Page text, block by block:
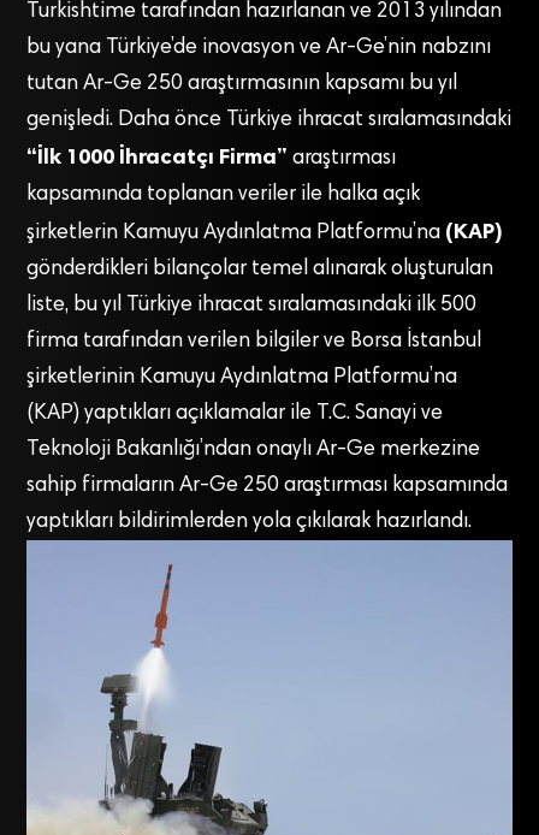
Turkishtime tarafından hazırlanan ve 2013 yılından
bu yana Türkiye’de inovasyon ve Ar-Ge’nin nabzını
tutan Ar-Ge 250 araştırmasının kapsamı bu yıl
genişledi. Daha önce Türkiye ihracat sıralamasındaki
“İlk 1000 İhracatçı Firma” araştırması
kapsamında toplanan veriler ile halka açık
şirketlerin Kamuyu Aydınlatma Platformu’na (KAP)
gönderdikleri bilançolar temel alınarak oluşturulan
liste, bu yıl Türkiye ihracat sıralamasındaki ilk 500
firma tarafından verilen bilgiler ve Borsa İstanbul
şirketlerinin Kamuyu Aydınlatma Platformu’na
(KAP) yaptıkları açıklamalar ile T.C. Sanayi ve
Teknoloji Bakanlığı’ndan onaylı Ar-Ge merkezine
sahip firmaların Ar-Ge 250 araştırması kapsamında
yaptıkları bildirimlerden yola çıkılarak hazırlandı.